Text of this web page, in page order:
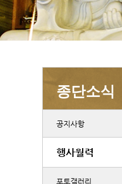
종단소식
공지사항
행사월력
포토갤러리